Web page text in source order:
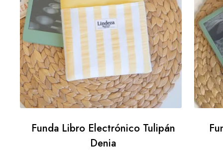
Funda Libro Electrónico Tulipán
Denia